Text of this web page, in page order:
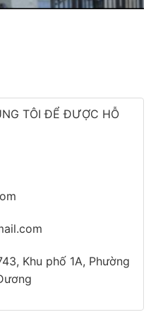
TÔI ĐỂ ĐƯỢC HỖ
Khu phố 1A, Phường